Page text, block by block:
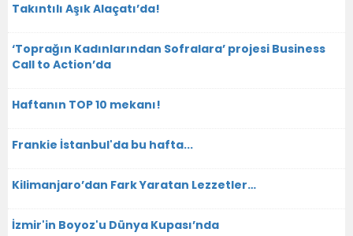
Takıntılı Aşık Alaçatı’da!
‘Toprağın Kadınlarından Sofralara’ projesi Business
Call to Action’da
Haftanın TOP 10 mekanı!
Frankie İstanbul'da bu hafta...
Kilimanjaro’dan Fark Yaratan Lezzetler…
İzmir'in Boyoz'u Dünya Kupası’nda